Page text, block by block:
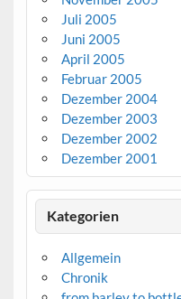
Juli 2005
Juni 2005
April 2005
Februar 2005
Dezember 2004
Dezember 2003
Dezember 2002
Dezember 2001
Kategorien
Allgemein
Chronik